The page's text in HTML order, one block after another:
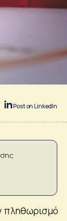
Post on LinkedIn
πληθωρισμό